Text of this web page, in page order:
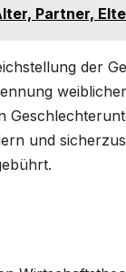
Partner,
der
und